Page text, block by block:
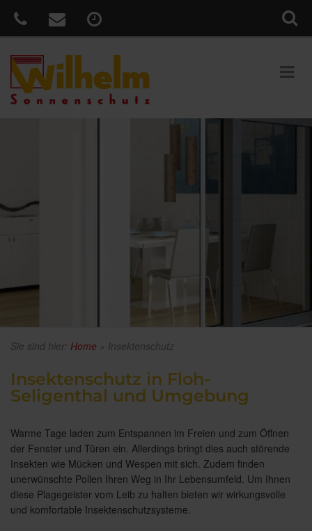
Sie sind hier: Home » Insektenschutz
Insektenschutz in Floh-
Seligenthal und Umgebung
Warme Tage laden zum Entspannen im Freien und zum Öffnen
der Fenster und Türen ein. Allerdings bringt dies auch störende
Insekten wie Mücken und Wespen mit sich. Zudem finden
unerwünschte Pollen Ihren Weg in Ihr Lebensumfeld. Um Ihnen
diese Plagegeister vom Leib zu halten bieten wir wirkungsvolle
und komfortable Insektenschutzsysteme.